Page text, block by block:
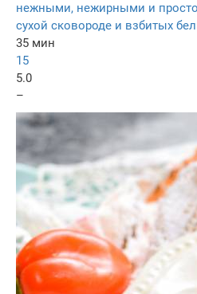
нежными, нежирными и
сухой сковороде и взбитых
35 мин
15
5.0
–